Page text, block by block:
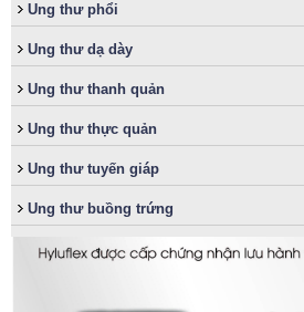
Ung thư phổi
Ung thư dạ dày
Ung thư thanh quản
Ung thư thực quản
Ung thư tuyến giáp
Ung thư buồng trứng